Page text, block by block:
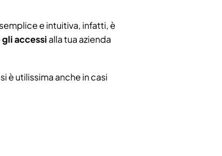
e intuitiva, infatti, è
accessi alla tua azienda
è utilissima anche in casi